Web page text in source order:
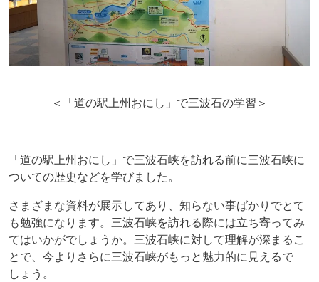
＜「道の駅上州おにし」で三波石の学習＞
「道の駅上州おにし」で三波石峡を訪れる前に三波石峡に
ついての歴史などを学びました。
さまざまな資料が展示してあり、知らない事ばかりでとて
も勉強になります。三波石峡を訪れる際には立ち寄ってみ
てはいかがでしょうか。三波石峡に対して理解が深まるこ
とで、今よりさらに三波石峡がもっと魅力的に見えるで
しょう。